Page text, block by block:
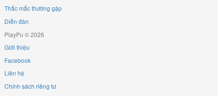
Thắc mắc thường gặp
Diễn đàn
PlayPu © 2026
Giới thiệu
Facebook
Liên hệ
Chính sách riêng tư